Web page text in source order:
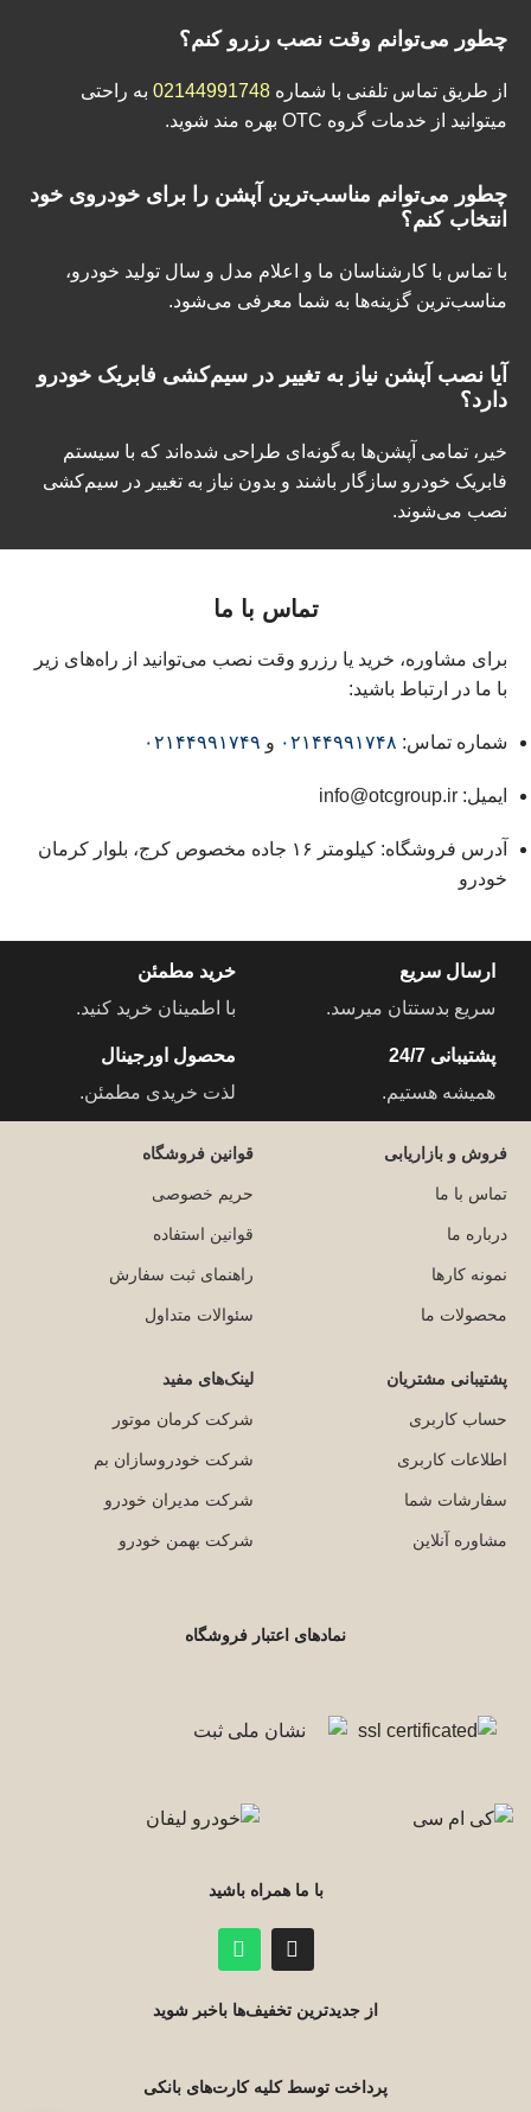
چطور می‌توانم وقت نصب رزرو کنم؟
از طریق تماس تلفنی با شماره‌ 02144991748 به راحتی
میتوانید از خدمات گروه OTC بهره مند شوید.
چطور می‌توانم مناسب‌ترین آپشن را برای خودروی خود
انتخاب کنم؟
با تماس با کارشناسان ما و اعلام مدل و سال تولید خودرو،
مناسب‌ترین گزینه‌ها به شما معرفی می‌شود.
آیا نصب آپشن نیاز به تغییر در سیم‌کشی فابریک خودرو
دارد؟
خیر، تمامی آپشن‌ها به‌گونه‌ای طراحی شده‌اند که با سیستم
فابریک خودرو سازگار باشند و بدون نیاز به تغییر در سیم‌کشی
نصب می‌شوند.
تماس با ما
برای مشاوره، خرید یا رزرو وقت نصب می‌توانید از راه‌های زیر
با ما در ارتباط باشید:
شماره تماس: ۰۲۱۴۴۹۹۱۷۴۸ و ۰۲۱۴۴۹۹۱۷۴۹
ایمیل: info@otcgroup.ir
آدرس فروشگاه: کیلومتر ۱۶ جاده مخصوص کرج، بلوار کرمان
خودرو
ارسال سریع
سریع بدستتان میرسد.
خرید مطمئن
با اطمینان خرید کنید.
پشتیبانی 24/7
همیشه هستیم.
محصول اورجینال
لذت خریدی مطمئن.
فروش و بازاریابی
تماس با ما
درباره ما
نمونه کارها
محصولات ما
قوانین فروشگاه
حریم خصوصی
قوانین استفاده
راهنمای ثبت سفارش
سئوالات متداول
پشتیبانی مشتریان
حساب کاربری
اطلاعات کاربری
سفارشات شما
مشاوره آنلاین
لینک‌های مفید
شرکت کرمان موتور
شرکت خودروسازان بم
شرکت مدیران خودرو
شرکت بهمن خودرو
نمادهای اعتبار فروشگاه
با ما همراه باشید
از جدیدترین تخفیف‌ها باخبر شوید
پرداخت توسط کلیه کارت‌های بانکی